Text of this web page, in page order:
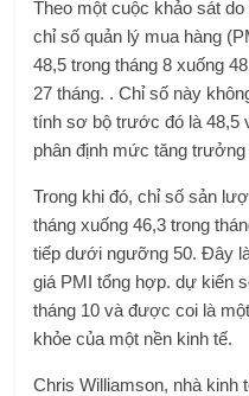
Theo một cuộc khảo sát
chỉ số quản lý mua hàng
48,5 trong tháng 8 xuống
27 tháng. . Chỉ số này
tính sơ bộ trước đó là 48,5
phân định mức tăng
Trong khi đó, chỉ số sản
tháng xuống 46,3 trong
tiếp dưới ngưỡng 50. Đây
giá PMI tổng hợp. dự kiến
tháng 10 và được coi là
khỏe của một nền kinh tế.
Chris Williamson, nhà kinh